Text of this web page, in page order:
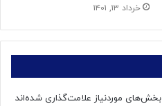
خرداد ۱۳, ۱۴۰۱
بخش‌های موردنیاز علامت‌گذاری شده‌اند